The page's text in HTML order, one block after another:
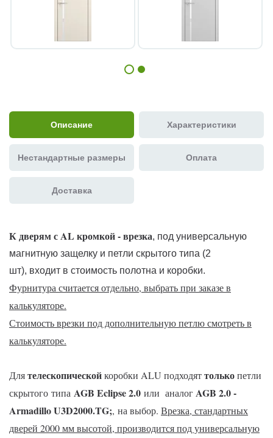
Описание Характеристики
Нестандартные размеры Оплата
Доставка
К дверям с AL кромкой - врезка, под универсальную
магнитную защелку и петли скрытого типа (2
шт), входит в стоимость полотна и коробки.
Фурнитура считается отдельно, выбрать при заказе в
калькуляторе.
Стоимость врезки под дополнительную петлю смотреть в
калькуляторе.
Длятелескопическойкоробки ALU подходяттолькопетли
скрытого типа AGB Eclipse 2.0 или аналогAGB 2.0 -
Armadillo U3D2000.TG;, на выбор. Врезка, стандартных
дверей 2000 мм высотой, производится под универсальную